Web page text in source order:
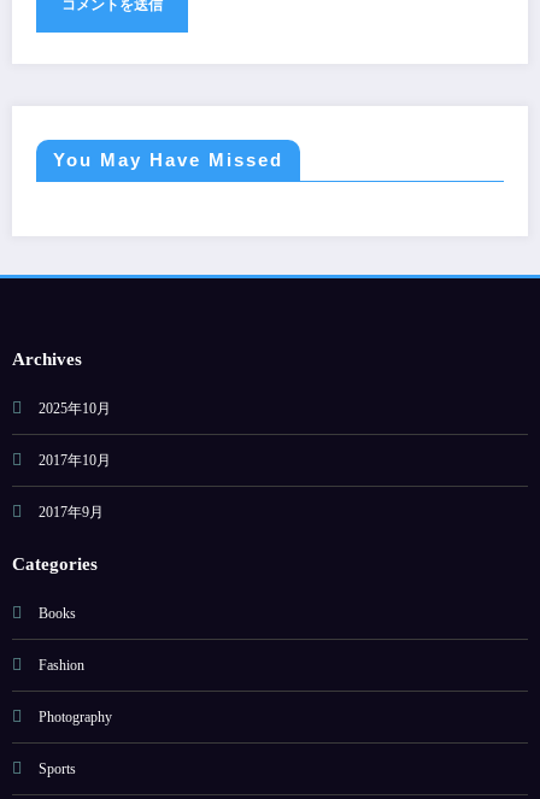
You May Have Missed
Archives
2025年10月
2017年10月
2017年9月
Categories
Books
Fashion
Photography
Sports